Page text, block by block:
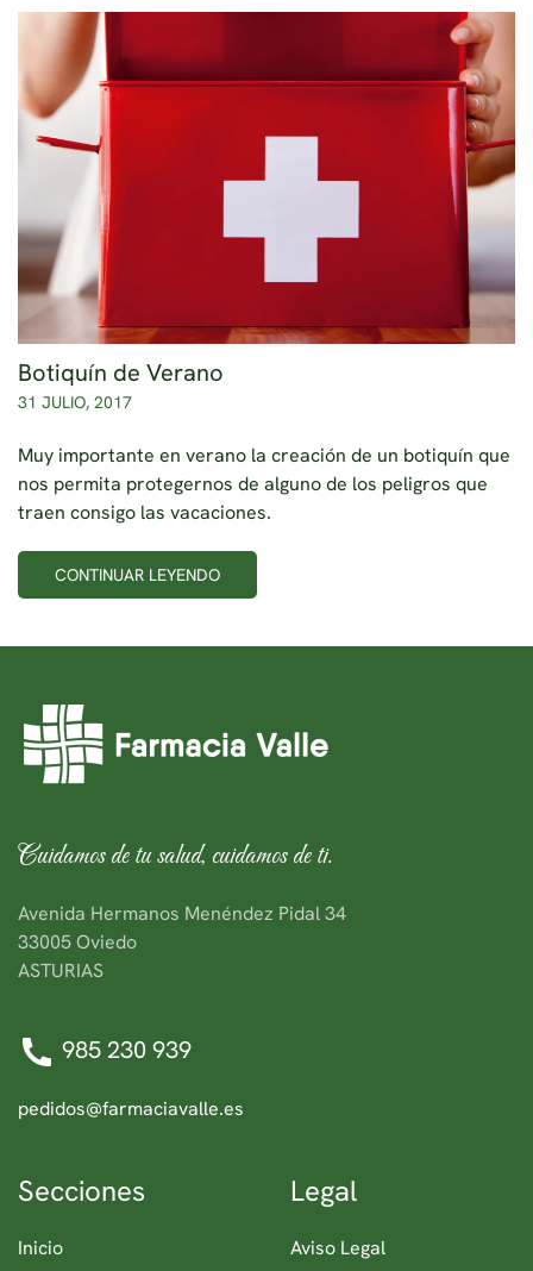
Botiquín de Verano
31 JULIO, 2017
Muy importante en verano la creación de un botiquín que
nos permita protegernos de alguno de los peligros que
traen consigo las vacaciones.
CONTINUAR LEYENDO
Cuidamos de tu salud, cuidamos de ti.
Avenida Hermanos Menéndez Pidal 34
33005 Oviedo
ASTURIAS
985 230 939
pedidos@farmaciavalle.es
Secciones
Inicio
Legal
Aviso Legal